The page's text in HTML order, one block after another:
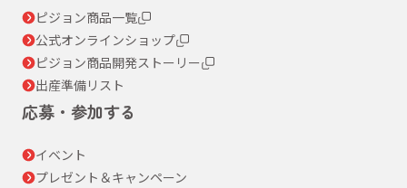
ピジョン商品一覧
公式オンラインショップ
ピジョン商品開発ストーリー
出産準備リスト
応募・参加する
イベント
プレゼント＆キャンペーン